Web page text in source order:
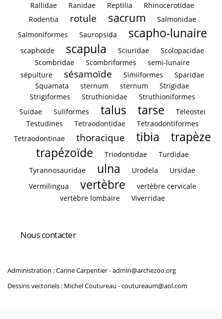
Rallidae
Ranidae Reptilia
Rhinocerotidae
Rodentia
rotule sacrum
Salmonidae
Salmoniformes
Sauropsida scapho-lunaire
scaphoïde scapula Sciuridae
Scolopacidae
Scombridae
Scombriformes
semi-lunaire
sépulture
sésamoïde Simiiformes
Sparidae
Squamata
sternum sternum
Strigidae
Strigiformes
Struthionidae
Struthioniformes
Suidae
Suliformes talus tarse
Teleostei
Testudines
Tetraodontidae
Tetraodontiformes
Tetraodontinae
thoracique tibia
trapèze
trapézoïde
Triodontidae
Turdidae
Tyrannosauridae
ulna Urodela
Ursidae
Vermilingua
vertèbre
vertèbre cervicale
vertèbre lombaire
Viverridae
Nous contacter
Administration : Carine Carpentier -admin@archezoo.org
Dessins vectoriels : Michel Coutureau -coutureaum@aol.com